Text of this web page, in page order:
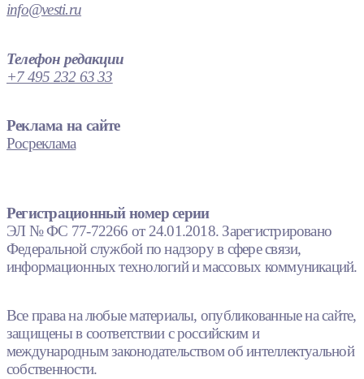
info@vesti.ru
Телефон редакции
+7 495 232 63 33
Реклама на сайте
Росреклама
Регистрационный номер серии
ЭЛ № ФС 77-72266 от 24.01.2018. Зарегистрировано
Федеральной службой по надзору в сфере связи,
информационных технологий и массовых коммуникаций.
Все права на любые материалы, опубликованные на сайте,
защищены в соответствии с российским и
международным законодательством об интеллектуальной
собственности.